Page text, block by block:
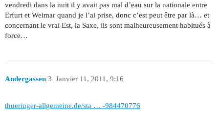
vendredi dans la nuit il y avait pas mal d’eau sur la nationale entre
Erfurt et Weimar quand je l’ai prise, donc c’est peut être par là… et
concernant le vrai Est, la Saxe, ils sont malheureusement habitués à
force…
Andergassen Janvier 11, 2011, 9:16
3
thueringer-allgemeine.de/sta … -984470776